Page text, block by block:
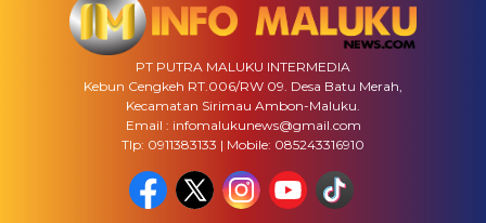
PT PUTRA MALUKU INTERMEDIA
Kebun Cengkeh RT.006/RW 09. Desa Batu Merah,
Kecamatan Sirimau Ambon-Maluku.
Email : infomalukunews@gmail.com
Tlp: 0911383133 | Mobile: 085243316910